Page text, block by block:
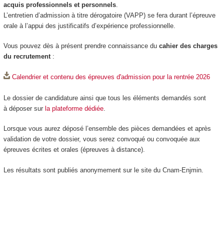
acquis professionnels et personnels.
L’entretien d’admission à titre dérogatoire (VAPP) se fera durant l’épreuve
orale à l’appui des justificatifs d’expérience professionnelle.
Vous pouvez dès à présent prendre connaissance du cahier des charges
du recrutement:
Calendrier et contenu des épreuves d'admission pour la rentrée 2026
Le dossier de candidature ainsi que tous les éléments demandés sont
à déposer sur la plateforme dédiée.
Lorsque vous aurez déposé l’ensemble des pièces demandées et après
validation de votre dossier, vous serez convoqué ou convoquée aux
épreuves écrites et orales (épreuves à distance).
Les résultats sont publiés anonymement sur le site du Cnam-Enjmin.